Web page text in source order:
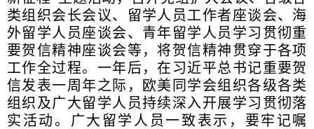
类组织会长会议、留学人员工作者座谈会、海
外留学人员座谈会、青年留学人员学习贯彻重
要贺信精神座谈会等，将贺信精神贯穿于各项
工作全过程。一年后，在习近平总书记重要贺
信发表一周年之际，欧美同学会组织各级各类
组织及广大留学人员持续深入开展学习贯彻落
实活动。广大留学人员一致表示，要牢记嘱